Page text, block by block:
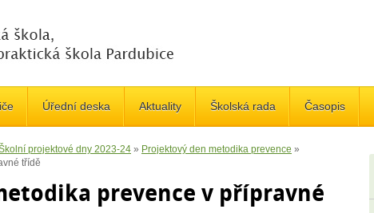
Úřední deska Aktuality Školská rada Časopis
projektové dny 2023-24 » Projektový den metodika prevence »
třídě
prevence v přípravné